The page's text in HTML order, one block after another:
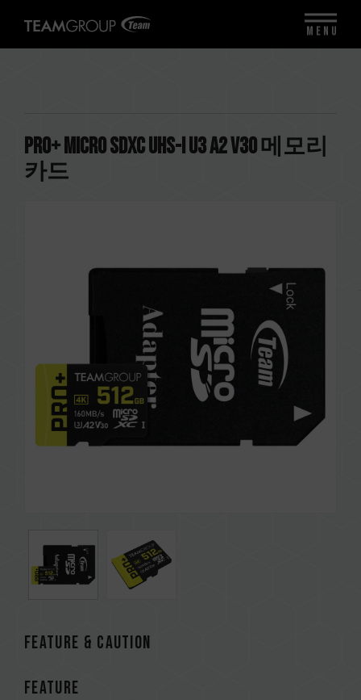
PRO+ Micro SDXC UHS-I U3 A2 V30 메모리
카드
FEATURE & CAUTION
FEATURE
MENU